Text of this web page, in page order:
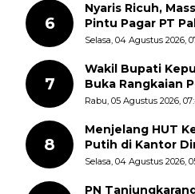
6
Nyaris Ricuh,
Pintu Pagar PT
Selasa, 04 Agustus 2026,
7
Wakil Bupati
Buka Rangkaian
Kemerdekaan RI,
Rabu, 05 Agustus 2026,
8
Menjelang HUT
Putih di Kantor
Disorot Warga
Selasa, 04 Agustus 2026,
PN